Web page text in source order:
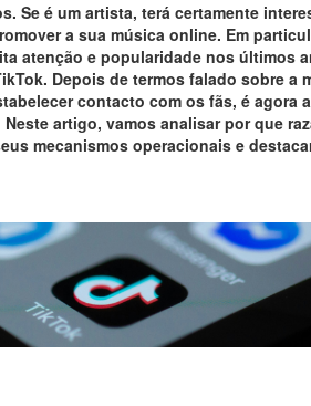
Se é um artista, terá certamente
a sua música online. Em
atenção e popularidade nos últimos
Depois de termos falado sobre a
contacto com os fãs, é agora
artigo, vamos analisar por que
mecanismos operacionais e